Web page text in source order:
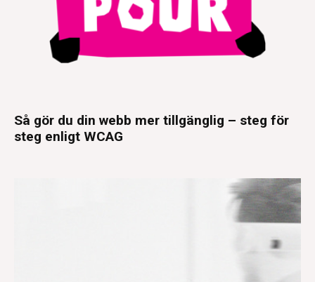
Så gör du din webb mer tillgänglig – steg för
steg enligt WCAG